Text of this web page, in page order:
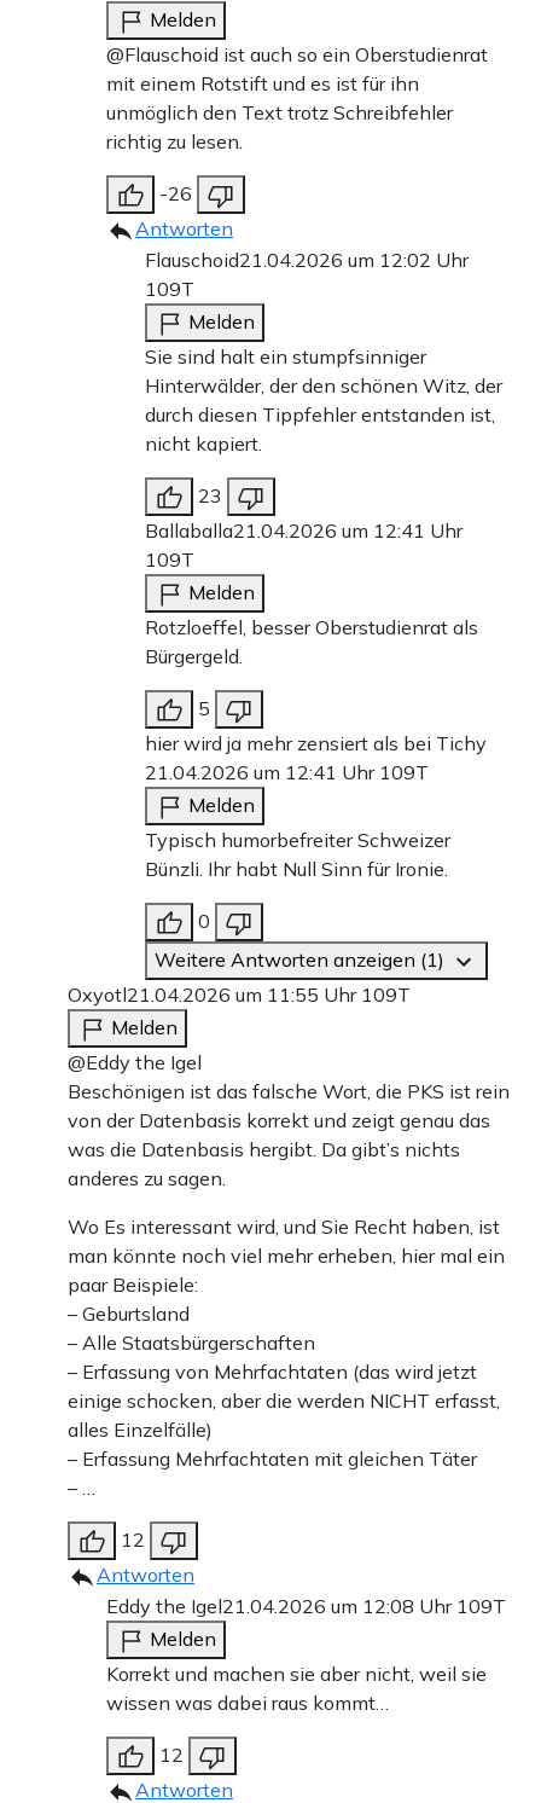
Melden
@Flauschoid ist auch so ein Oberstudienrat
mit einem Rotstift und es ist für ihn
unmöglich den Text trotz Schreibfehler
richtig zu lesen.
-26
Antworten
Flauschoid21.04.2026 um 12:02 Uhr
109T
Melden
Sie sind halt ein stumpfsinniger
Hinterwälder, der den schönen Witz, der
durch diesen Tippfehler entstanden ist,
nicht kapiert.
23
Ballaballa21.04.2026 um 12:41 Uhr
109T
Melden
Rotzloeffel, besser Oberstudienrat als
Bürgergeld.
5
hier wird ja mehr zensiert als bei Tichy
21.04.2026 um 12:41 Uhr 109T
Melden
Typisch humorbefreiter Schweizer
Bünzli. Ihr habt Null Sinn für Ironie.
0
Weitere Antworten anzeigen (1)
Oxyotl21.04.2026 um 11:55 Uhr 109T
Melden
@Eddy the Igel
Beschönigen ist das falsche Wort, die PKS ist rein
von der Datenbasis korrekt und zeigt genau das
was die Datenbasis hergibt. Da gibt’s nichts
anderes zu sagen.
Wo Es interessant wird, und Sie Recht haben, ist
man könnte noch viel mehr erheben, hier mal ein
paar Beispiele:
– Geburtsland
– Alle Staatsbürgerschaften
– Erfassung von Mehrfachtaten (das wird jetzt
einige schocken, aber die werden NICHT erfasst,
alles Einzelfälle)
– Erfassung Mehrfachtaten mit gleichen Täter
– …
12
Antworten
Eddy the Igel21.04.2026 um 12:08 Uhr 109T
Melden
Korrekt und machen sie aber nicht, weil sie
wissen was dabei raus kommt…
12
Antworten